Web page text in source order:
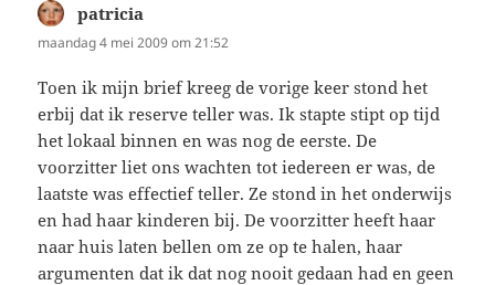
patricia
maandag 4 mei 2009 om 21:52
Toen ik mijn brief kreeg de vorige keer stond het
erbij dat ik reserve teller was. Ik stapte stipt op tijd
het lokaal binnen en was nog de eerste. De
voorzitter liet ons wachten tot iedereen er was, de
laatste was effectief teller. Ze stond in het onderwijs
en had haar kinderen bij. De voorzitter heeft haar
naar huis laten bellen om ze op te halen, haar
argumenten dat ik dat nog nooit gedaan had en geen